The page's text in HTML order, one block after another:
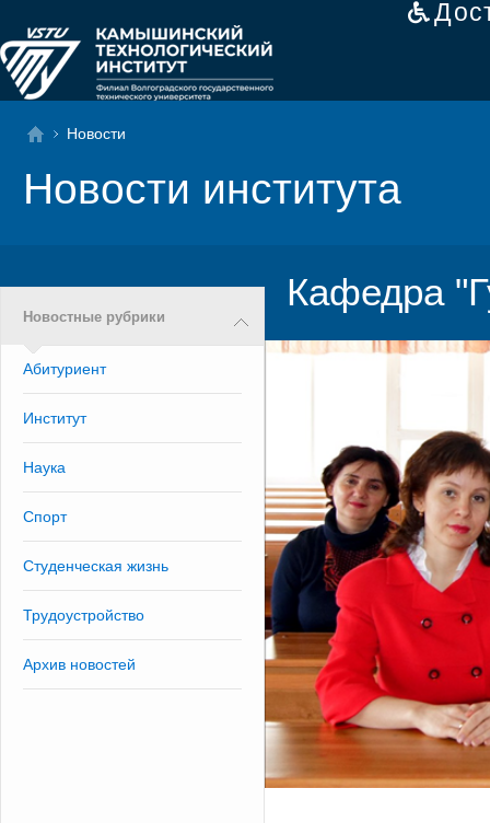
Новости
Новости института
Новостные рубрики
Абитуриент
Институт
Наука
Спорт
Студенческая жизнь
Трудоустройство
Архив новостей
Кафедра